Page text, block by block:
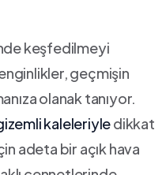
keşfedilmeyi
geçmişin
olanak tanıyor.
kaleleriyledikkat
adeta‌ bir açık hava⁣